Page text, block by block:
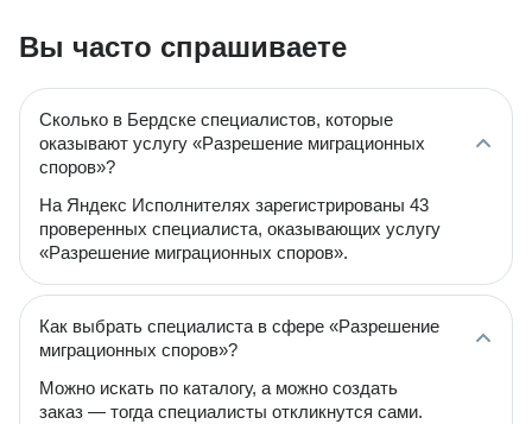
Вы часто спрашиваете
Сколько в Бердске специалистов, которые
оказывают услугу «Разрешение миграционных
споров»?
На Яндекс Исполнителях зарегистрированы 43
проверенных специалиста, оказывающих услугу
«Разрешение миграционных споров».
Как выбрать специалиста в сфере «Разрешение
миграционных споров»?
Можно искать по каталогу, а можно создать
заказ — тогда специалисты откликнутся сами.